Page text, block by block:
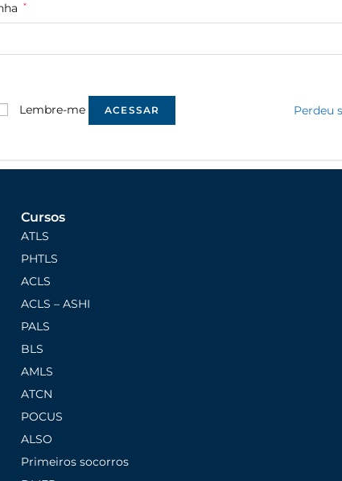
*
Lembre-me ACESSAR Perdeu
Cursos
ATLS
PHTLS
ACLS
ACLS – ASHI
PALS
BLS
AMLS
ATCN
POCUS
ALSO
Primeiros socorros